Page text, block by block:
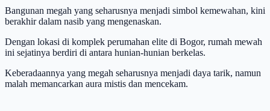
Bangunan megah yang seharusnya menjadi simbol kemewahan, kini
berakhir dalam nasib yang mengenaskan.
Dengan lokasi di komplek perumahan elite di Bogor, rumah mewah
ini sejatinya berdiri di antara hunian-hunian berkelas.
Keberadaannya yang megah seharusnya menjadi daya tarik, namun
malah memancarkan aura mistis dan mencekam.